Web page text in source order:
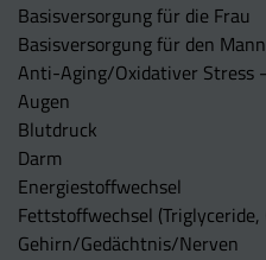
Basisversorgung für die Frau
Basisversorgung für den Mann
Anti-Aging/Oxidativer Stress
Augen
Blutdruck
Darm
Energiestoffwechsel
Fettstoffwechsel
Gehirn/Gedächtnis/Nerven